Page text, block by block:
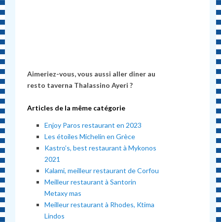
Aimeriez-vous, vous aussi aller diner au
resto taverna Thalassino Ayeri ?
Articles de la même catégorie
Enjoy Paros restaurant en 2023
Les étoiles Michelin en Grèce
Kastro’s, best restaurant à Mykonos
2021
Kalami, meilleur restaurant de Corfou
Meilleur restaurant à Santorin
Metaxy mas
Meilleur restaurant à Rhodes, Ktima
Lindos